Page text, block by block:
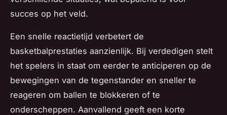
succes op het veld.
Een snelle reactietijd verbetert de
basketbalprestaties aanzienlijk. Bij verdedigen stelt
het spelers in staat om eerder te anticiperen op de
bewegingen van de tegenstander en sneller te
reageren om ballen te blokkeren of te
onderscheppen. Aanvallend geeft een korte